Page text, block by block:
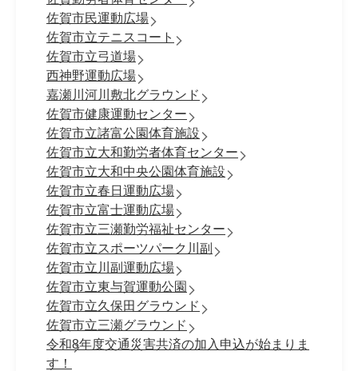
佐賀市民運動広場
佐賀市立テニスコート
佐賀市立弓道場
西神野運動広場
嘉瀬川河川敷北グラウンド
佐賀市健康運動センター
佐賀市立諸富公園体育施設
佐賀市立大和勤労者体育センター
佐賀市立大和中央公園体育施設
佐賀市立春日運動広場
佐賀市立富士運動広場
佐賀市立三瀬勤労福祉センター
佐賀市立スポーツパーク川副
佐賀市立川副運動広場
佐賀市立東与賀運動公園
佐賀市立久保田グラウンド
佐賀市立三瀬グラウンド
令和8年度交通災害共済の加入申込が始まりま
す！